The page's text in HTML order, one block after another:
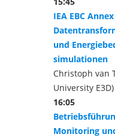
IEA EBC
und
simulationen
Christoph van
University E3D)
16:05
Monitoring